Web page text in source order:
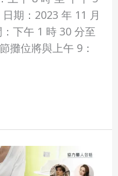
期：2023 年 11 月
下午 1 時 30 分至
攤位將與上午 9：